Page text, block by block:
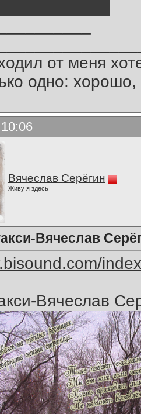
от меня
одно:
Вячеслав Серёгин
Живу я здесь
Вячеслав
Вячеслав